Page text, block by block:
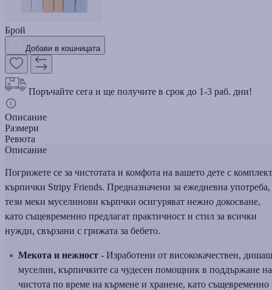
Брой
Добави в кошницата
Поръчайте сега и ще получите в срок до 1-3 раб. дни!
Описание
Размери
Ревюта
Описание
Погрижете се за чистотата и комфота на вашето дете с
кърпички Stripy Friends. Предназначени за ежедневна употреба,
тези меки муселинови кърпчки осигуряват нежно докосване,
като същевременно предлагат практичност и стил за всички
нужди, свързани с грижата за бебето.
Мекота и нежност - Изработени от висококачествен, дишащ
муселин, кърпичките са чудесен помощник в поддържане на
чистота по време на кърмене и хранене, като същевременно